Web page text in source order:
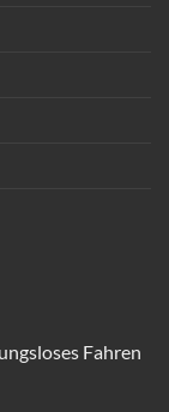
Fahren